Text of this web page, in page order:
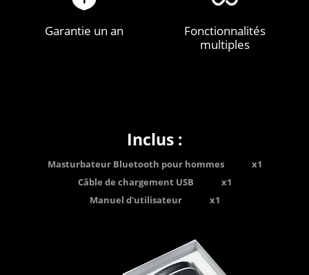
Garantie un an
Fonctionnalités
multiples
Inclus :
Masturbateur Bluetooth pour hommes
x1
Câble de chargement USB
x1
Manuel d'utilisateur
x1